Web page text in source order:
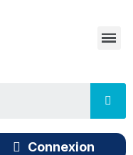
Connexion